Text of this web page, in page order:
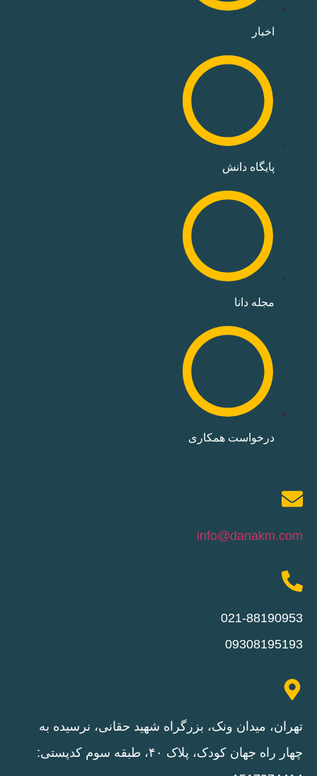
اخبار
پایگاه دانش
مجله دانا
درخواست همکاری
info@danakm.com
021-88190953
09308195193
تهران، میدان ونک، بزرگراه شهید حقانی، نرسیده به
چهار راه جهان کودک، پلاک ۴۰، طبقه سوم کدپستی: